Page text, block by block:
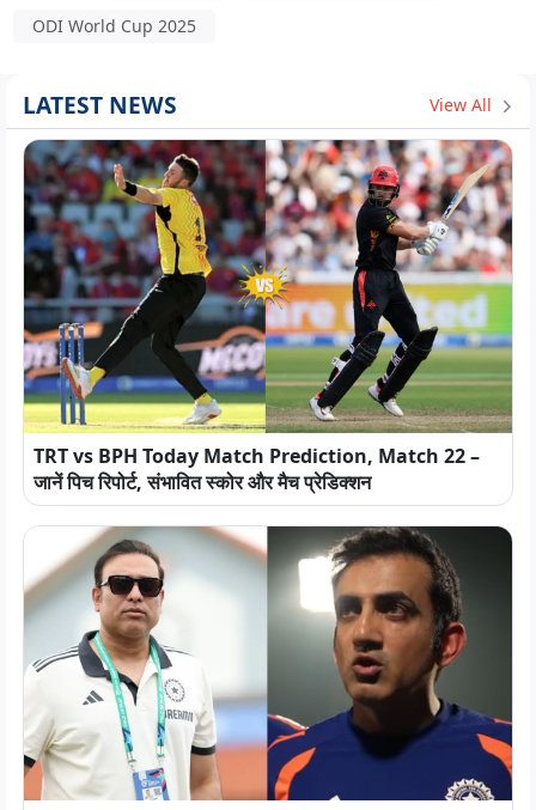
ODI World Cup 2025
LATEST NEWS View All
TRT vs BPH Today Match Prediction, Match 22 –
जानें पिच रिपोर्ट, संभावित स्कोर और मैच प्रेडिक्शन